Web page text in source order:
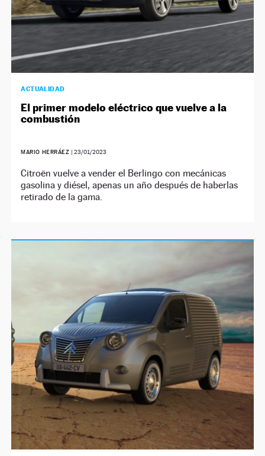
ACTUALIDAD
El primer modelo eléctrico que vuelve a la
combustión
MARIO HERRÁEZ | 23/01/2023
Citroën vuelve a vender el Berlingo con mecánicas
gasolina y diésel, apenas un año después de haberlas
retirado de la gama.